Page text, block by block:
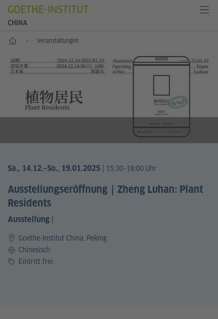
CHINA
Start Veranstaltungen
Sa., 14.12.–So., 19.01.2025 15:30–18:00 Uhr
Ausstellungseröffnung｜Zheng Luhan: Plant
Residents
Ausstellung
Goethe-Institut China, Peking
SpracheChinesisch
PreisEintritt frei.